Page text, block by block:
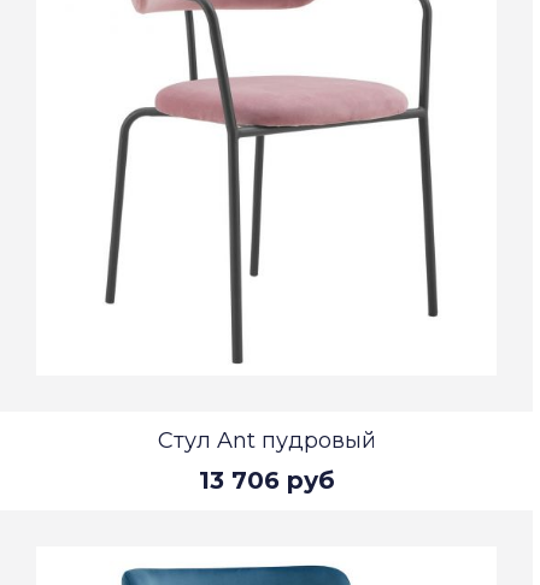
Стул Ant пудровый
13 706 руб